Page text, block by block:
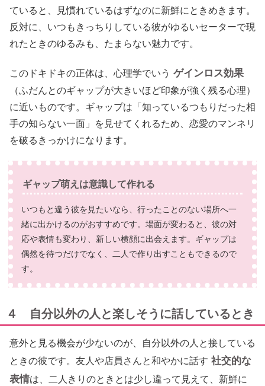
ていると、見慣れているはずなのに新鮮にときめきます。
反対に、いつもきっちりしている彼がゆるいセーターで現
れたときのゆるみも、たまらない魅力です。
このドキドキの正体は、心理学でいう ゲインロス効果
（ふだんとのギャップが大きいほど印象が強く残る心理）
に近いものです。ギャップは「知っているつもりだった相
手の知らない一面」を見せてくれるため、恋愛のマンネリ
を破るきっかけになります。
ギャップ萌えは意識して作れる
いつもと違う彼を見たいなら、行ったことのない場所へ一
緒に出かけるのがおすすめです。場面が変わると、彼の対
応や表情も変わり、新しい横顔に出会えます。ギャップは
偶然を待つだけでなく、二人で作り出すこともできるので
す。
４ 自分以外の人と楽しそうに話しているとき
意外と見る機会が少ないのが、自分以外の人と接している
ときの彼です。友人や店員さんと和やかに話す 社交的な
表情は、二人きりのときとは少し違って見えて、新鮮に